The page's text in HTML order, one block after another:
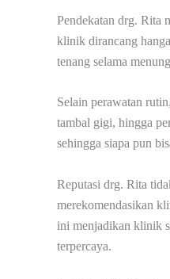
Pendekatan drg. Rita
klinik dirancang
tenang selama
Selain perawatan
tambal gigi, hingga
sehingga siapa pun
Reputasi drg. Rita
merekomendasikan
ini menjadikan klinik
terpercaya.